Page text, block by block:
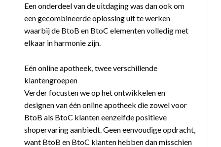
Een onderdeel van de uitdaging was dan ook om
een gecombineerde oplossing uit te werken
waarbij de BtoB en BtoC elementen volledig met
elkaar in harmonie zijn.
Eén online apotheek, twee verschillende
klantengroepen
Verder focusten we op het ontwikkelen en
designen van één online apotheek die zowel voor
BtoB als BtoC klanten eenzelfde positieve
shopervaring aanbiedt. Geen eenvoudige opdracht,
want BtoB en BtoC klanten hebben dan misschien